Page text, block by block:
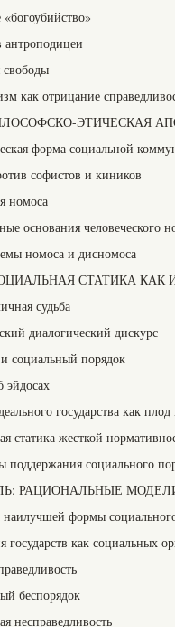
антроподицеи
как отрицание
ЭТИЧЕСКАЯ
форма социальной
софистов и киников
номоса
основания человеческого
номоса и дисномоса
СТАТИКА КАК
судьба
диалогический дискурс
социальный порядок
эйдосах
государства как
статика жесткой
социального
РАЦИОНАЛЬНЫЕ
формы
государств как социальных
беспорядок
несправедливость